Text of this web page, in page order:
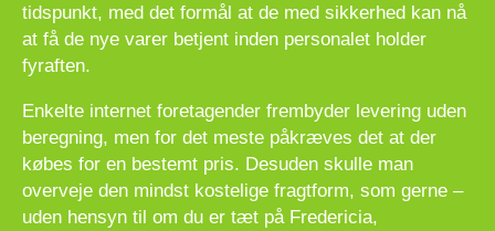
tidspunkt, med det formål at de med sikkerhed kan nå
at få de nye varer betjent inden personalet holder
fyraften.
Enkelte internet foretagender frembyder levering uden
beregning, men for det meste påkræves det at der
købes for en bestemt pris. Desuden skulle man
overveje den mindst kostelige fragtform, som gerne –
uden hensyn til om du er tæt på Fredericia,